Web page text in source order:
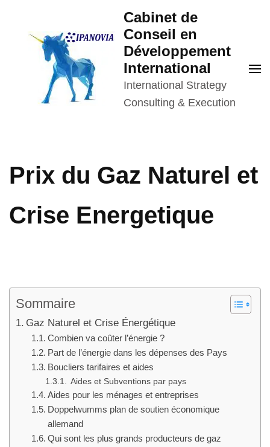
contenu
Cabinet de
Conseil en
Développement
International
International Strategy
Consulting & Execution
Prix du Gaz Naturel et
Crise Energetique
Sommaire
Gaz Naturel et Crise Énergétique
Combien va coûter l’énergie ?
Part de l’énergie dans les dépenses des Pays
Boucliers tarifaires et aides
Aides et Subventions par pays
Aides pour les ménages et entreprises
Doppelwumms plan de soutien économique
allemand
Qui sont les plus grands producteurs de gaz